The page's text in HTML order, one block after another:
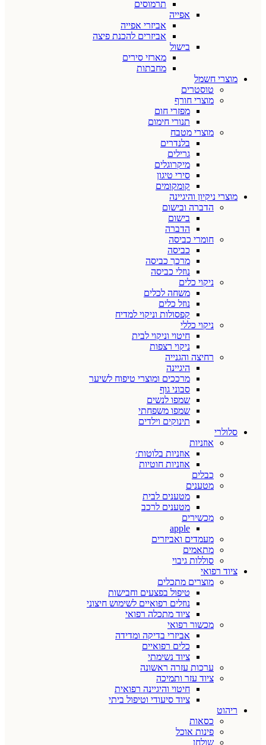
תרמוסים
אפייה
אביזרי אפייה
אביזרים להכנת פיצה
בישול
מארזי סירים
מחבתות
מוצרי חשמל
טוסטרים
מוצרי חורף
מפזרי חום
תנורי חימום
מוצרי מטבח
בלנדרים
גרילים
מיקרוגלים
סירי טיגון
קומקומים
מוצרי ניקיון והיגיינה
הדברה ובישום
בישום
הדברה
חומרי כביסה
כביסה
מרכך כביסה
נוזלי כביסה
ניקוי כלים
משחה לכלים
נוזל כלים
קפסולות וניקוי למדיח
ניקוי כללי
חיטוי וניקוי לבית
ניקוי רצפות
רחיצה והגנייה
היגיינה
מרככים ומוצרי טיפוח לשיער
סבוני גוף
שמפו לנשים
שמפו משפחתי
תינוקים וילדים
סלולרי
אוזניות
אוזניות בלוטות׳
אוזניות חוטיות
כבלים
מטענים
מטענים לבית
מטענים לרכב
מכשירים
apple
מעמדים ואביזרים
מתאמים
סוללות גיבוי
ציוד רפואי
מוצרים מתכלים
טיפול בפצעים וחבישות
נוזלים רפואיים לשימוש חיצוני
ציוד מתכלה רפואי
מכשור רפואי
אביזרי בדיקה ומדידה
כלים רפואיים
ציוד נשימתי
ערכות עזרה ראשונה
ציוד עזר ותמיכה
חיטוי והיגיינה רפואית
ציוד סיעודי וטיפול ביתי
ריהוט
כסאות
פינות אוכל
שולחן